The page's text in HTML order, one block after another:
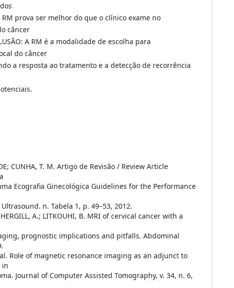
prova ser melhor do que o clínico exame no
câncer
A RM é a modalidade de escolha para
do câncer
a resposta ao tratamento e a detecção de recorrência
CUNHA, T. M. Artigo de Revisão / Review Article
Ecografia Ginecológica Guidelines for the Performance
n. Tabela 1, p. 49–53, 2012.
A.; LITKOUHI, B. MRI of cervical cancer with a
prognostic implications and pitfalls. Abdominal
al. Role of magnetic resonance imaging as an adjunct to
in
Journal of Computer Assisted Tomography, v. 34, n. 6,